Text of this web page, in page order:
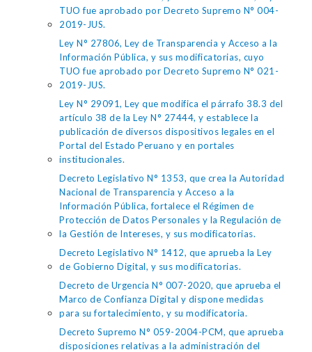
TUO fue aprobado por Decreto Supremo N° 004-
2019-JUS.
Ley N° 27806, Ley de Transparencia y Acceso a la
Información Pública, y sus modificatorias, cuyo
TUO fue aprobado por Decreto Supremo N° 021-
2019-JUS.
Ley N° 29091, Ley que modifica el párrafo 38.3 del
artículo 38 de la Ley N° 27444, y establece la
publicación de diversos dispositivos legales en el
Portal del Estado Peruano y en portales
institucionales.
Decreto Legislativo N° 1353, que crea la Autoridad
Nacional de Transparencia y Acceso a la
Información Pública, fortalece el Régimen de
Protección de Datos Personales y la Regulación de
la Gestión de Intereses, y sus modificatorias.
Decreto Legislativo N° 1412, que aprueba la Ley
de Gobierno Digital, y sus modificatorias.
Decreto de Urgencia N° 007-2020, que aprueba el
Marco de Confianza Digital y dispone medidas
para su fortalecimiento, y su modificatoria.
Decreto Supremo N° 059-2004-PCM, que aprueba
disposiciones relativas a la administración del